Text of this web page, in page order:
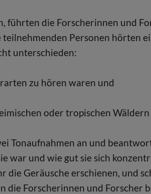
führten die Forscherinnen und
teilnehmenden Personen hörten
unterschieden:
zu hören waren und
oder tropischen
Tonaufnahmen an und
war und wie gut sie sich
die Geräusche erschienen, und
die Forscherinnen und Forscher